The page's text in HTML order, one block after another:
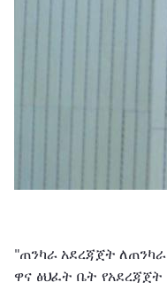
"ጠንካራ አደረጃጀት ለጠንካራ
ዋና ፅህፈት ቤት የአደረጃጀት